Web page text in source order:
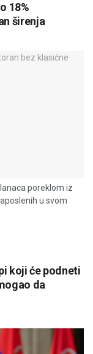
18%
širenja
poreklom iz
u svom
koji će podneti
da